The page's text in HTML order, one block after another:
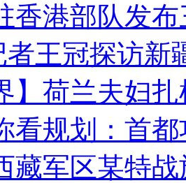
香港部队发
者王冠探访新
】荷兰夫妇
看规划：首
藏军区某特